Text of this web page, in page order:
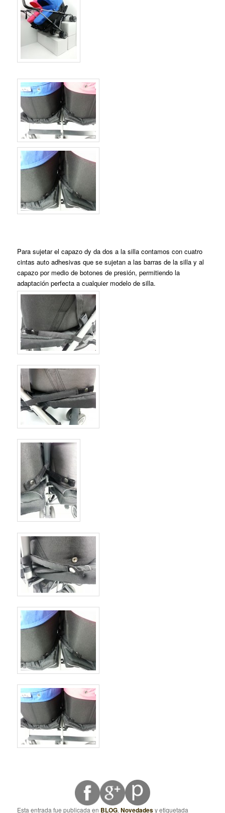
Para sujetar el capazo dy da dos a la silla contamos con cuatro
cintas auto adhesivas que se sujetan a las barras de la silla y al
capazo por medio de botones de presión, permitiendo la
adaptación perfecta a cualquier modelo de silla.
Esta entrada fue publicada en BLOG,Novedadesy etiquetada